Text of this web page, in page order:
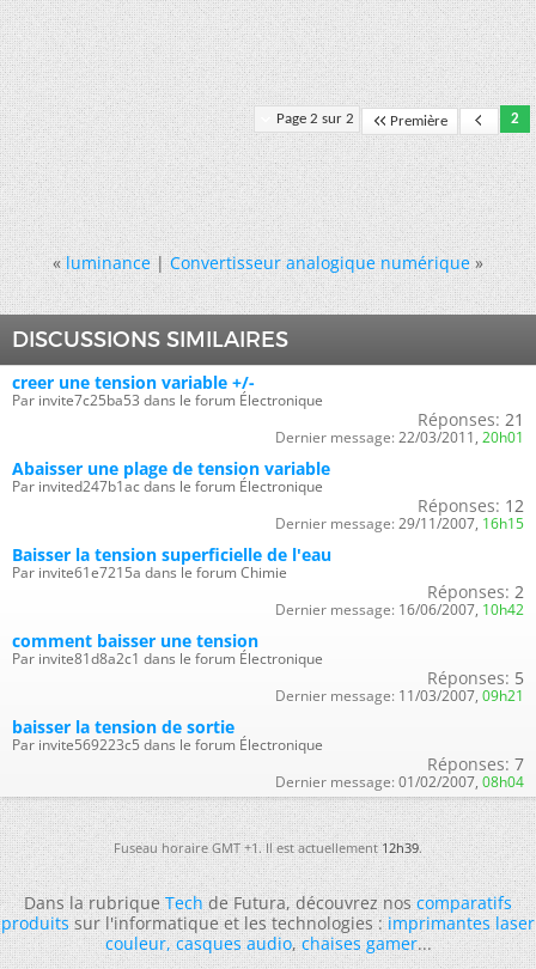
Page 2 sur 2 Première 2
« luminance|Convertisseur analogique numérique »
DISCUSSIONS SIMILAIRES
creer une tension variable +/-
Par invite7c25ba53 dans le forum Électronique
Réponses: 21
Dernier message: 22/03/2011, 20h01
Abaisser une plage de tension variable
Par invited247b1ac dans le forum Électronique
Réponses: 12
Dernier message: 29/11/2007, 16h15
Baisser la tension superficielle de l'eau
Par invite61e7215a dans le forum Chimie
Réponses: 2
Dernier message: 16/06/2007, 10h42
comment baisser une tension
Par invite81d8a2c1 dans le forum Électronique
Réponses: 5
Dernier message: 11/03/2007, 09h21
baisser la tension de sortie
Par invite569223c5 dans le forum Électronique
Réponses: 7
Dernier message: 01/02/2007, 08h04
Fuseau horaire GMT +1. Il est actuellement12h39.
Dans la rubriqueTechde Futura, découvrez noscomparatifs
produitssur l'informatique et les technologies :imprimantes laser
couleur,casques audio,chaises gamer...